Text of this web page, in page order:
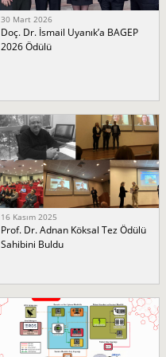
30 Mart 2026
Doç. Dr. İsmail Uyanık’a BAGEP
2026 Ödülü
16 Kasım 2025
Prof. Dr. Adnan Köksal Tez Ödülü
Sahibini Buldu